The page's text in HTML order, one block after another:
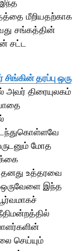
மீறியதற்காக
சங்கத்தின்
சட்ட
தரப்பு ஒரு
அவர் திரையுலகம்
மோத
தனது உத்தரவை
ஒருவேளை இந்த
செய்யும்